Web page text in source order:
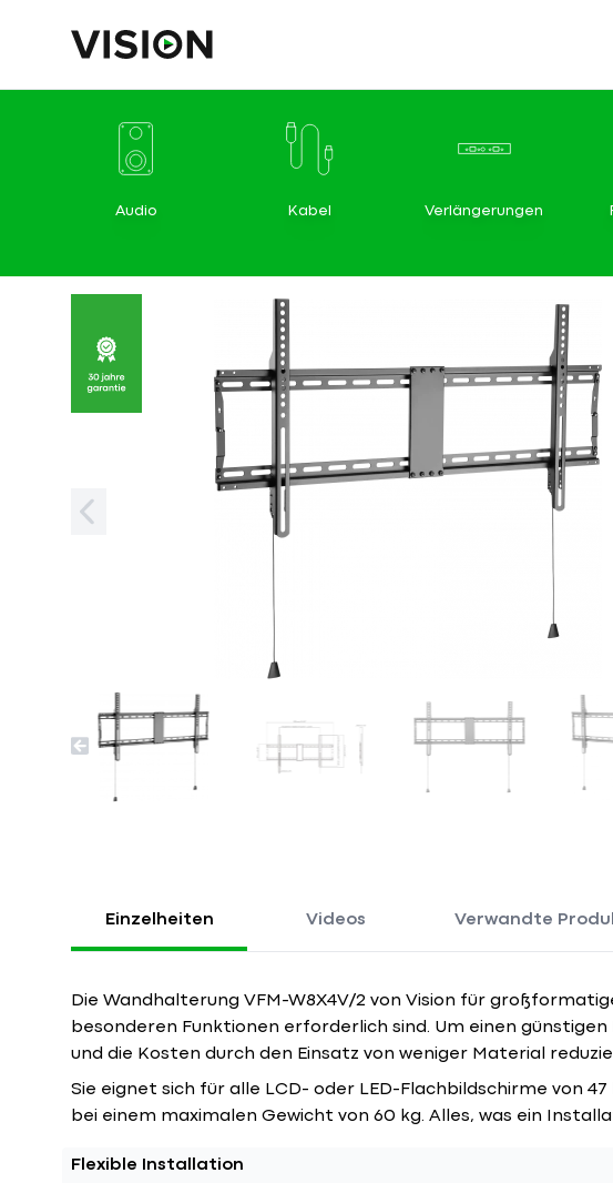
Audio Kabel Verlängerungen
Einzelheiten Videos Verwandte
Die Wandhalterung VFM-W8X4V/2 von Vision für
besonderen Funktionen erforderlich sind. Um einen
und die Kosten durch den Einsatz von weniger Material
Sie eignet sich für alle LCD- oder LED-Flachbildschirme von
bei einem maximalen Gewicht von 60 kg. Alles, was ein
Flexible Installation